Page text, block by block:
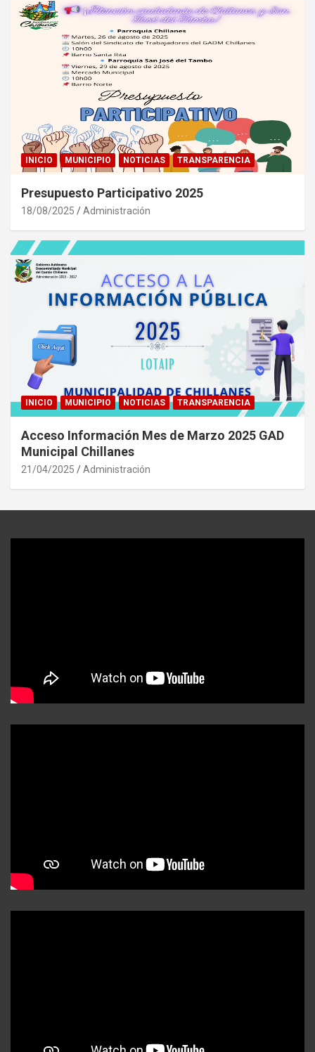
INICIO MUNICIPIO NOTICIAS TRANSPARENCIA
Presupuesto Participativo 2025
18/08/2025 Administración
INICIO MUNICIPIO NOTICIAS TRANSPARENCIA
Acceso Información Mes de Marzo 2025 GAD
Municipal Chillanes
21/04/2025 Administración